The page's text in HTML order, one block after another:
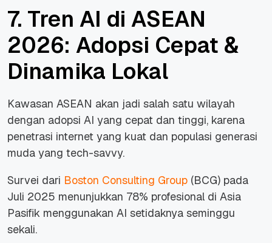
7. Tren AI di ASEAN
2026: Adopsi Cepat &
Dinamika Lokal
Kawasan ASEAN akan jadi salah satu wilayah
dengan adopsi AI yang cepat dan tinggi, karena
penetrasi internet yang kuat dan populasi generasi
muda yang tech-savvy.
Survei dari Boston Consulting Group (BCG) pada
Juli 2025 menunjukkan 78% profesional di Asia
Pasifik menggunakan AI setidaknya seminggu
sekali.